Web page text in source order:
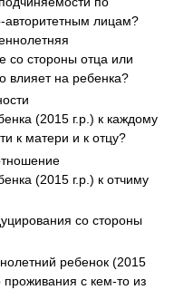
авторитетным лицам?
со стороны отца или
влияет на ребенка?
(2015 г.р.) к каждому
к матери и к отцу?
(2015 г.р.) к отчиму
со стороны
ребенок (2015
проживания с кем-то из